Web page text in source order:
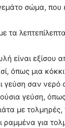
σώμα, που
τα
είναι εξίσου
όπως μια
γεύση σαν νερό
γεύση,
με τολμηρές,
ραμμένα για